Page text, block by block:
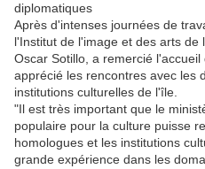
diplomatiques
Après d'intenses journées de
l'Institut de l'image et des arts de
Oscar Sotillo, a remercié
apprécié les rencontres avec les
institutions culturelles de l'île.
"Il est très important que le
populaire pour la culture puisse
homologues et les institutions
grande expérience dans les